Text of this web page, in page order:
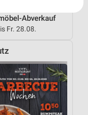
Abverkauf
Fr. 28.08.
von